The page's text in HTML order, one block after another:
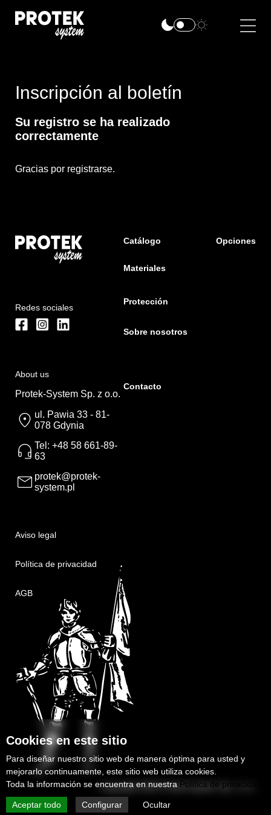
Inscripción al boletín
Su registro se ha realizado
correctamente
Gracias por registrarse.
Redes sociales
About us
Protek-System Sp. z o.o.
ul. Pawia 33 - 81-
078 Gdynia
Tel: +48 58 661-89-
63
protek@protek-
system.pl
Aviso legal
Política de privacidad
AGB
Catálogo Opciones
Materiales
Protección
Sobre nosotros
Contacto
Copyright 2025Protek-System Sp. z o.o.
Cookies en este sitio
Para diseñar nuestro sitio web de manera óptima para usted y
mejorarlo continuamente, este sitio web utiliza cookies.
Toda la información se encuentra en nuestra Política de privacidad
Aceptar todo Configurar Ocultar